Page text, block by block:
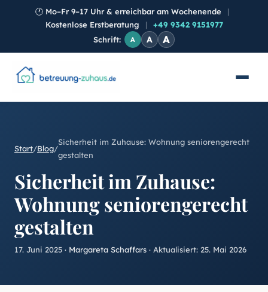
🕐 Mo–Fr 9–17 Uhr & erreichbar am Wochenende
|
Kostenlose Erstberatung
|
+49 9342 9151977
Schrift:
A A A
Start/Blog/
Sicherheit im Zuhause: Wohnung seniorengerecht
gestalten
Sicherheit im Zuhause:
Wohnung seniorengerecht
gestalten
17. Juni 2025 · Margareta Schaffars · Aktualisiert: 25. Mai 2026